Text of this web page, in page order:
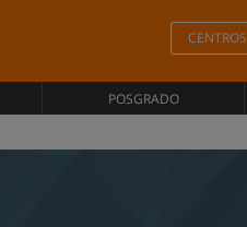
CENTROS
POSGRADO